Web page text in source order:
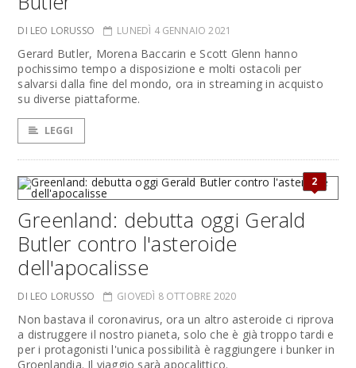
DI LEO LORUSSO LUNEDÌ 4 GENNAIO 2021
Gerard Butler, Morena Baccarin e Scott Glenn hanno
pochissimo tempo a disposizione e molti ostacoli per
salvarsi dalla fine del mondo, ora in streaming in acquisto
su diverse piattaforme.
LEGGI
2
Greenland: debutta oggi Gerald
Butler contro l'asteroide
dell'apocalisse
DI LEO LORUSSO GIOVEDÌ 8 OTTOBRE 2020
Non bastava il coronavirus, ora un altro asteroide ci riprova
a distruggere il nostro pianeta, solo che è già troppo tardi e
per i protagonisti l'unica possibilità è raggiungere i bunker in
Groenlandia. Il viaggio sarà apocalittico.